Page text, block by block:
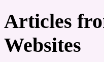
Articles
Websites